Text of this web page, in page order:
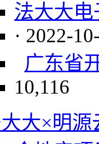
法大大电
· 2022-
广东省
10,116